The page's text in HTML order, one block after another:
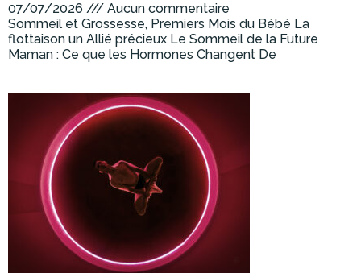
07/07/2026
Aucun commentaire
Sommeil et Grossesse, Premiers Mois du Bébé La
flottaison un Allié précieux Le Sommeil de la Future
Maman : Ce que les Hormones Changent De